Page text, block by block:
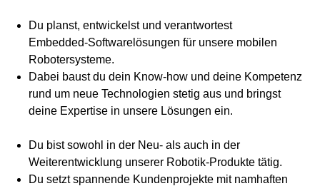
Du planst, entwickelst und verantwortest
Embedded‑Softwarelösungen für unsere mobilen
Robotersysteme.
Dabei baust du dein Know-how und deine Kompetenz
rund um neue Technologien stetig aus und bringst
deine Expertise in unsere Lösungen ein.
Du bist sowohl in der Neu- als auch in der
Weiterentwicklung unserer Robotik-Produkte tätig.
Du setzt spannende Kundenprojekte mit namhaften